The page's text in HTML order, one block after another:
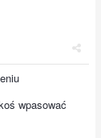
wpasować